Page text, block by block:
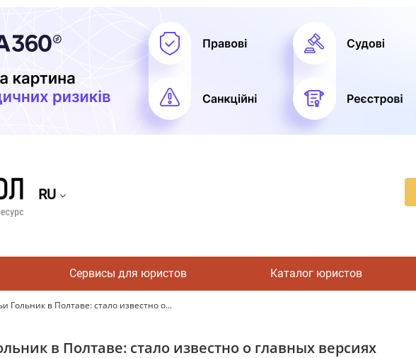
RU
Сервисы для юристов Каталог юристов
Гольник в Полтаве: стало известно о...
в Полтаве: стало известно о главных версиях